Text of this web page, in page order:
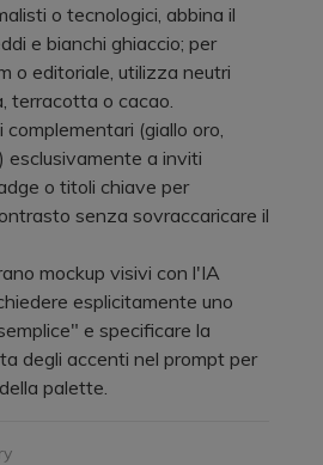
o tecnologici, abbina il
e bianchi ghiaccio; per
o editoriale, utilizza neutri
terracotta o cacao.
(giallo oro,
esclusivamente a inviti
o titoli chiave per
senza sovraccaricare il
mockup visivi con l'IA
esplicitamente uno
e specificare la
degli accenti nel prompt per
palette.